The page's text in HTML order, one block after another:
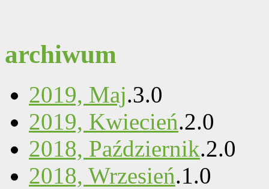
archiwum
2019, Maj.3.0
2019, Kwiecień.2.0
2018, Październik.2.0
2018, Wrzesień.1.0